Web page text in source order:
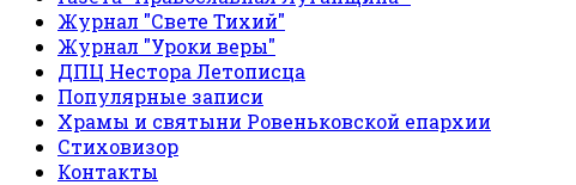
Журнал "Свете Тихий"
Журнал "Уроки веры"
ДПЦ Нестора Летописца
Популярные записи
Храмы и святыни Ровеньковской епархии
Стиховизор
Контакты